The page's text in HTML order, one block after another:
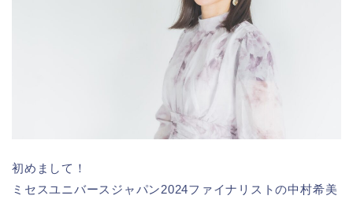
初めまして！
ミセスユニバースジャパン2024ファイナリストの中村希美